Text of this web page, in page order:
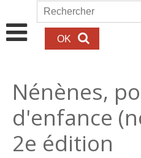
Aller au contenu principal
Formulaire
Rechercher
Nénènes,
d'enfance
2e édition